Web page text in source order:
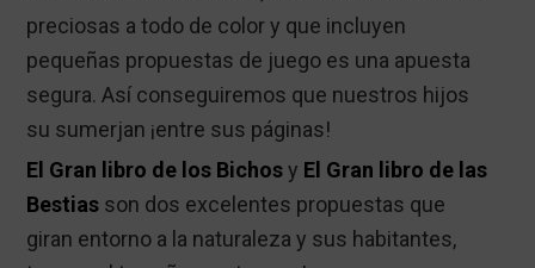
preciosas a todo de color y que incluyen
pequeñas propuestas de juego es una apuesta
segura. Así conseguiremos que nuestros hijos
su sumerjan ¡entre sus páginas!
El Gran libro de los Bichosy El Gran libro de las
Bestiasson dos excelentes propuestas que
giran entorno a la naturaleza y sus habitantes,